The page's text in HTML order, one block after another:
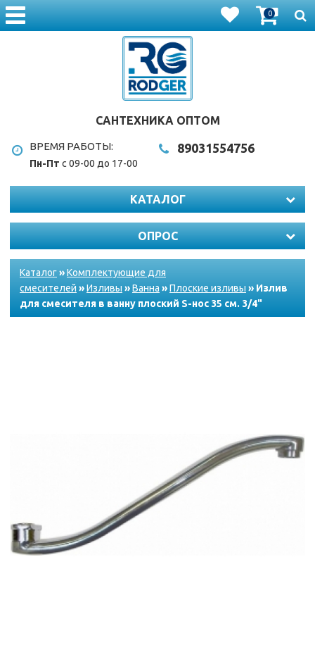
0
САНТЕХНИКА ОПТОМ
ВРЕМЯ РАБОТЫ:
Пн-Пт с 09-00 до 17-00
89031554756
КАТАЛОГ
ОПРОС
Каталог»Комплектующие для
смесителей »Изливы »Ванна »Плоские изливы » Излив
для смесителя в ванну плоский S-нос 35 см. 3/4"